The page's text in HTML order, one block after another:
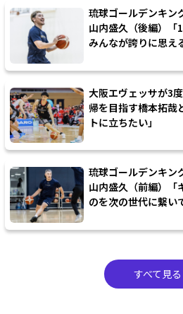
琉球ゴールデンキン
山内盛久（後編）「
みんなが誇りに思え
大阪エヴェッサが3
帰を目指す橋本拓哉
トに立ちたい」
琉球ゴールデンキン
山内盛久（前編）「
のを次の世代に繋い
すべて見る